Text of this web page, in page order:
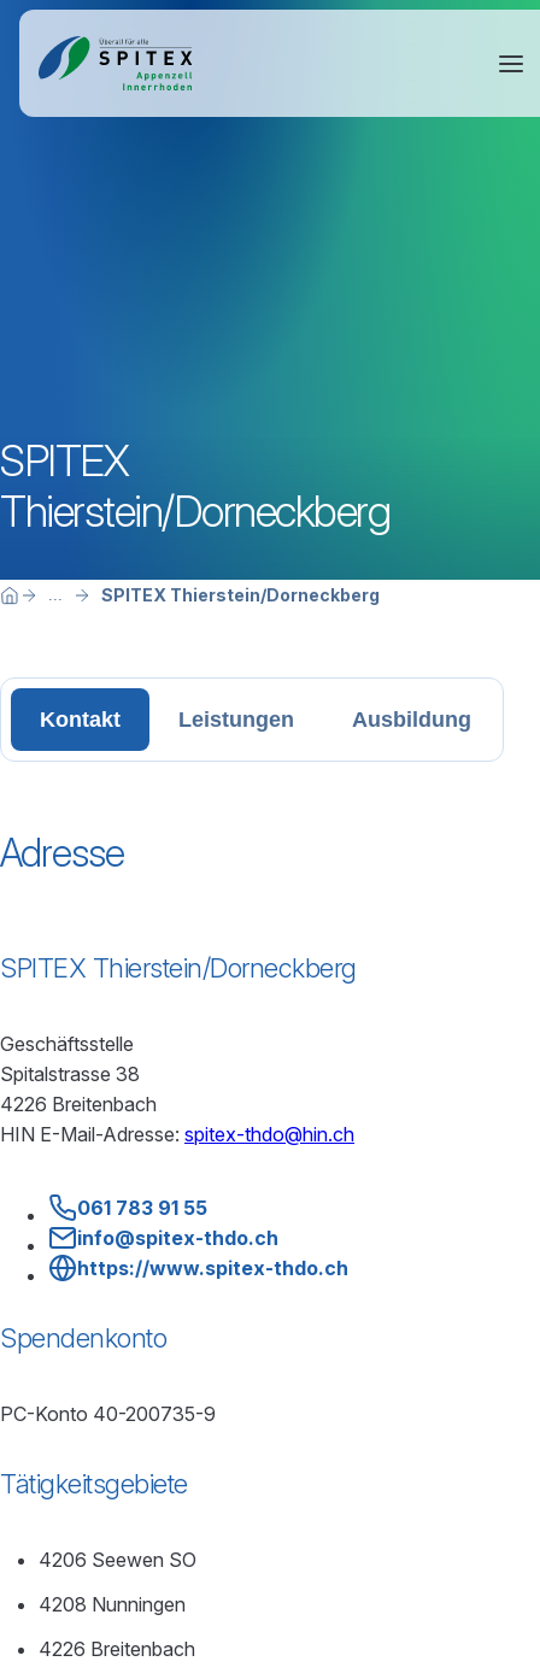
SPITEX
Thierstein/Dorneckberg
Breadcrumbnavigation
Sie befinden sich hier:
Home ... SPITEX Thierstein/Dorneckberg
Kontakt Leistungen Ausbildung
Adresse
SPITEX Thierstein/Dorneckberg
Geschäftsstelle
Spitalstrasse 38
4226 Breitenbach
HIN E-Mail-Adresse: spitex-thdo@hin.ch
061 783 91 55
info@spitex-thdo.ch
https://www.spitex-thdo.ch
Spendenkonto
PC-Konto 40-200735-9
Tätigkeitsgebiete
4206 Seewen SO
4208 Nunningen
4226 Breitenbach